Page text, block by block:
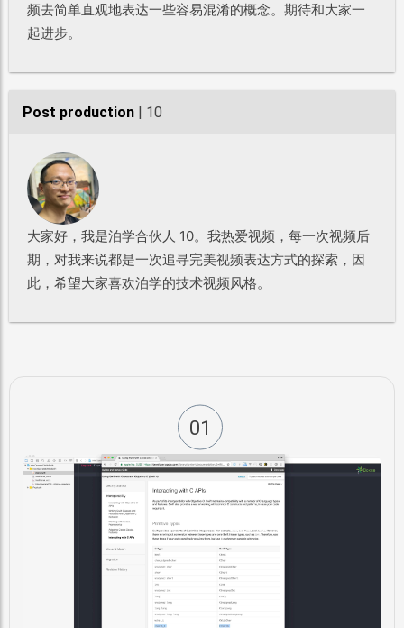
频去简单直观地表达一些容易混淆的概念。期待和大家一
起进步。
Post production | 10
大家好，我是泊学合伙人 10。我热爱视频，每一次视频后
期，对我来说都是一次追寻完美视频表达方式的探索，因
此，希望大家喜欢泊学的技术视频风格。
01